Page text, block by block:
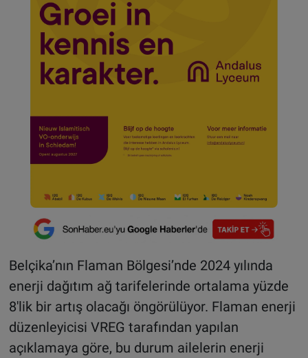
Belçika’nın Flaman Bölgesi’nde 2024 yılında
enerji dağıtım ağ tarifelerinde ortalama yüzde
8'lik bir artış olacağı öngörülüyor. Flaman enerji
düzenleyicisi VREG tarafından yapılan
açıklamaya göre, bu durum ailelerin enerji